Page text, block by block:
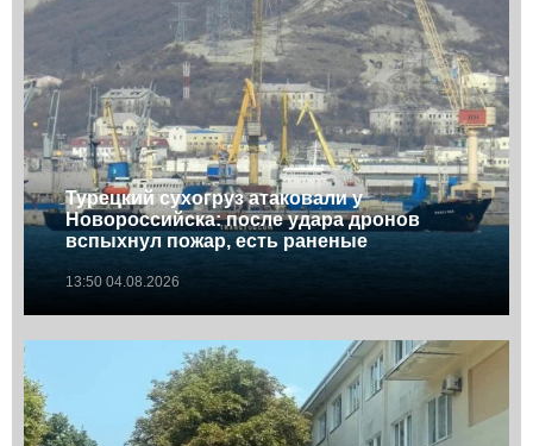
Турецкий сухогруз атаковали у
Новороссийска: после удара дронов
вспыхнул пожар, есть раненые
13:50 04.08.2026